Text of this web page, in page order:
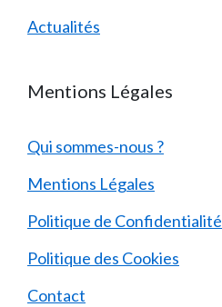
Actualités
Mentions Légales
Qui sommes-nous ?
Mentions Légales
Politique de Confidentialité
Politique des Cookies
Contact